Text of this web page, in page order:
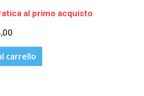
al primo acquisto
carrello